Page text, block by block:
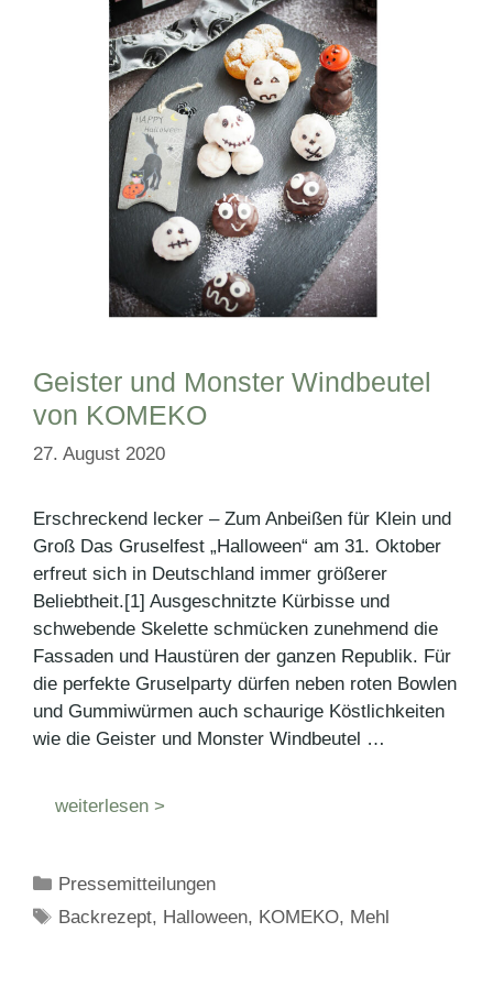
Geister und Monster Windbeutel
von KOMEKO
27. August 2020
Erschreckend lecker – Zum Anbeißen für Klein und
Groß Das Gruselfest „Halloween“ am 31. Oktober
erfreut sich in Deutschland immer größerer
Beliebtheit.[1] Ausgeschnitzte Kürbisse und
schwebende Skelette schmücken zunehmend die
Fassaden und Haustüren der ganzen Republik. Für
die perfekte Gruselparty dürfen neben roten Bowlen
und Gummiwürmen auch schaurige Köstlichkeiten
wie die Geister und Monster Windbeutel …
weiterlesen >
Kategorien
Pressemitteilungen
Schlagwörter
Backrezept, Halloween, KOMEKO, Mehl